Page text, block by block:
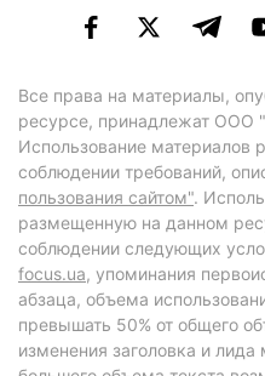
Все права на материалы,
ресурсе, принадлежат
Использование материалов
соблюдении требований,
пользования сайтом".
размещенную на данном
соблюдении следующих
focus.ua, упоминания
абзаца, объема
превышать 50% от общего
изменения заголовка и